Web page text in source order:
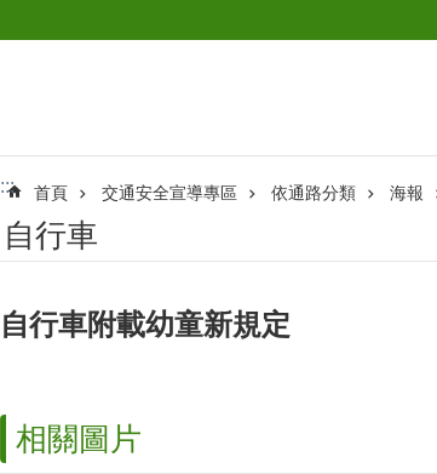
::: 首頁 交通安全宣導專區 依通路分類 海報
自行車
自行車附載幼童新規定
相關圖片